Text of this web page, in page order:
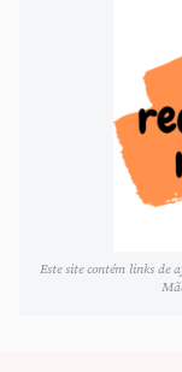
Este site contém links de